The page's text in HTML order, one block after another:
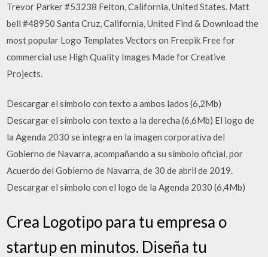
Trevor Parker #53238 Felton, California, United States. Matt
bell #48950 Santa Cruz, California, United Find & Download the
most popular Logo Templates Vectors on Freepik Free for
commercial use High Quality Images Made for Creative
Projects.
Descargar el símbolo con texto a ambos lados (6,2Mb)
Descargar el símbolo con texto a la derecha (6,6Mb) El logo de
la Agenda 2030 se integra en la imagen corporativa del
Gobierno de Navarra, acompañando a su símbolo oficial, por
Acuerdo del Gobierno de Navarra, de 30 de abril de 2019.
Descargar el símbolo con el logo de la Agenda 2030 (6,4Mb)
Crea Logotipo para tu empresa o
startup en minutos. Diseña tu